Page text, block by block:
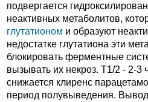
подвергается
неактивных метаболитов,
глутатионом и образуют
недостатке глутатиона эти
блокировать ферментные
вызывать их некроз. T1/2 - 2-
снижается клиренс
период полувыведения.